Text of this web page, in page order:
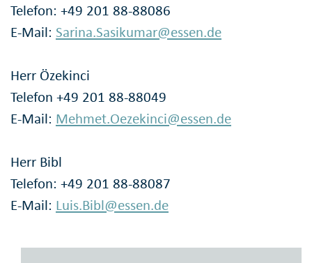
Telefon: +49 201 88-88086
E-Mail: Sarina.Sasikumar@essen.de
Herr Özekinci
Telefon +49 201 88-88049
E-Mail: Mehmet.Oezekinci@essen.de
Herr Bibl
Telefon: +49 201 88-88087
E-Mail: Luis.Bibl@essen.de